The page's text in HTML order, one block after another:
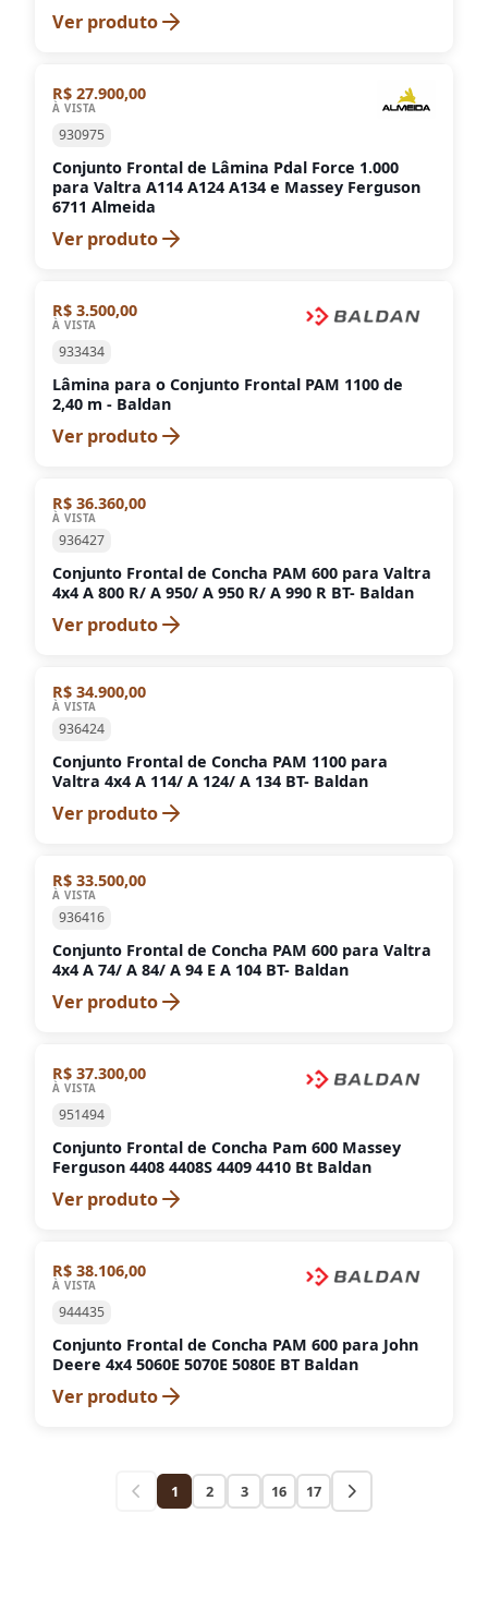
Ver produto
R$ 27.900,00
À VISTA
930975
Conjunto Frontal de Lâmina Pdal Force 1.000
para Valtra A114 A124 A134 e Massey Ferguson
6711 Almeida
Ver produto
R$ 3.500,00
À VISTA
933434
Lâmina para o Conjunto Frontal PAM 1100 de
2,40 m - Baldan
Ver produto
R$ 36.360,00
À VISTA
936427
Conjunto Frontal de Concha PAM 600 para Valtra
4x4 A 800 R/ A 950/ A 950 R/ A 990 R BT- Baldan
Ver produto
R$ 34.900,00
À VISTA
936424
Conjunto Frontal de Concha PAM 1100 para
Valtra 4x4 A 114/ A 124/ A 134 BT- Baldan
Ver produto
R$ 33.500,00
À VISTA
936416
Conjunto Frontal de Concha PAM 600 para Valtra
4x4 A 74/ A 84/ A 94 E A 104 BT- Baldan
Ver produto
R$ 37.300,00
À VISTA
951494
Conjunto Frontal de Concha Pam 600 Massey
Ferguson 4408 4408S 4409 4410 Bt Baldan
Ver produto
R$ 38.106,00
À VISTA
944435
Conjunto Frontal de Concha PAM 600 para John
Deere 4x4 5060E 5070E 5080E BT Baldan
Ver produto
1 2 3 16 17